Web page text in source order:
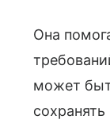
Она
может